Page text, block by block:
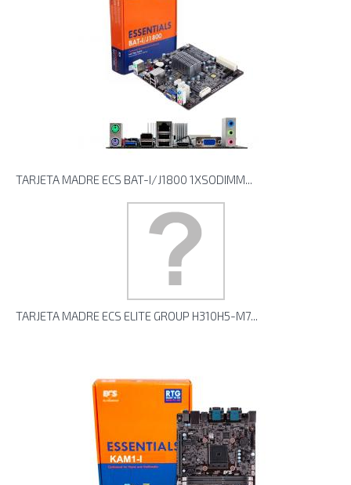
TARJETA MADRE ECS BAT-I/J1800 1XSODIMM...
TARJETA MADRE ECS ELITE GROUP H310H5-M7...